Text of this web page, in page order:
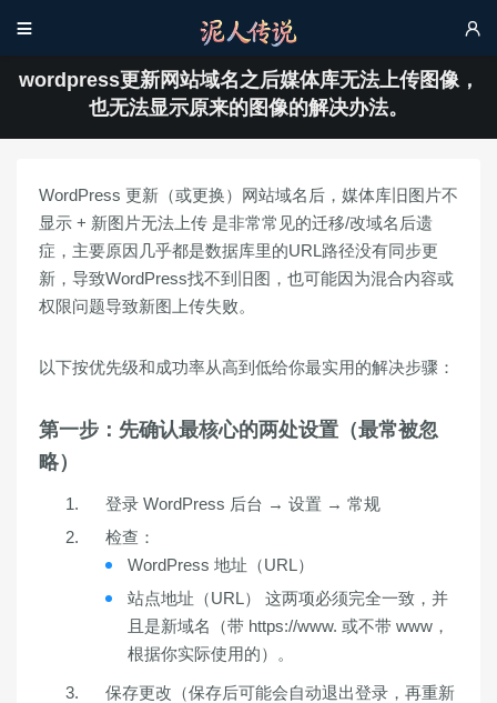
 
wordpress更新网站域名之后媒体库无法上传图像，
也无法显示原来的图像的解决办法。
WordPress 更新（或更换）网站域名后， 媒体库旧图片不
显示 + 新图片无法上传 是非常常见的迁移/改域名后遗
症，主要原因几乎都是数据库里的URL路径没有同步更
新 ，导致WordPress找不到旧图，也可能因为混合内容或
权限问题导致新图上传失败。
以下按优先级和成功率从高到低给你最实用的解决步骤：
第一步：先确认最核心的两处设置（最常被忽
略）
登录 WordPress 后台 → 设置 → 常规
检查：
WordPress 地址（URL）
站点地址（URL）
这两项必须完全一致，并
且是新域名
（带 https://www. 或不带 www，
根据你实际使用的）。
保存更改（保存后可能会自动退出登录，再重新